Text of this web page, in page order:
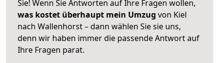
Sie! Wenn Sie Antworten auf Ihre Fragen wollen,
was kostet überhaupt mein Umzug von Kiel
nach Wallenhorst – dann wählen Sie sie uns,
denn wir haben immer die passende Antwort auf
Ihre Fragen parat.